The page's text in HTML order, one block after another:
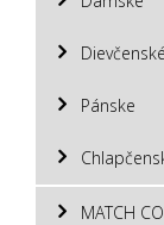
Dievčenské
Pánske
MATCH